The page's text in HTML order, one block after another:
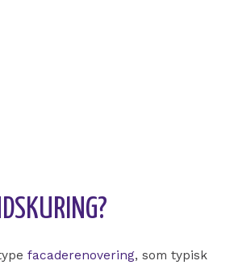
facaderenovering, som typisk